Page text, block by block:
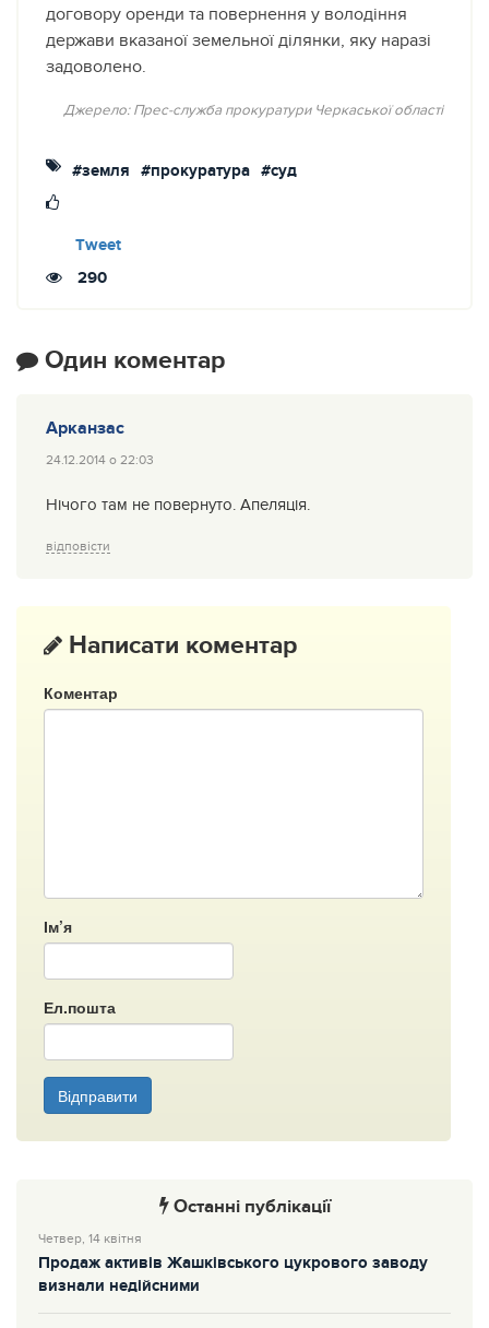
договору оренди та повернення у володіння
держави вказаної земельної ділянки, яку наразі
задоволено.
Джерело: Прес-служба прокуратури Черкаської області
#земля #прокуратура #суд
Tweet
290
Один коментар
Арканзас
24.12.2014 о 22:03
Нічого там не повернуто. Апеляція.
відповісти
Написати коментар
Коментар
Ім’я
Ел.пошта
Відправити
Останні публікації
Четвер, 14 квітня
Продаж активів Жашківського цукрового заводу
визнали недійсними